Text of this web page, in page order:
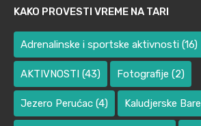
KAKO PROVESTI VREME NA TARI
Adrenalinske i sportske aktivnosti (16)
AKTIVNOSTI (43) Fotografije (2)
Jezero Perućac (4) Kaludjerske Bare